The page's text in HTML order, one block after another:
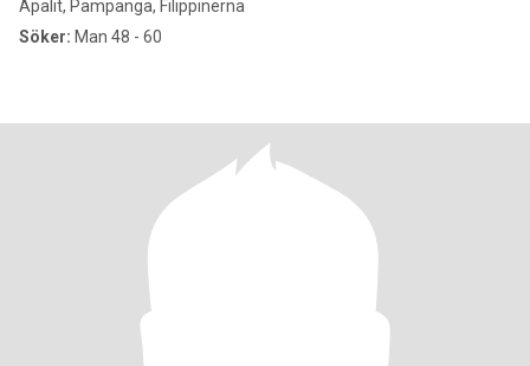
Apalit, Pampanga, Filippinerna
Söker: Man 48 - 60